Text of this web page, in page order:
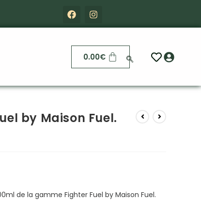
0.00€
by Maison Fuel.
de la gamme Fighter Fuel by Maison Fuel.